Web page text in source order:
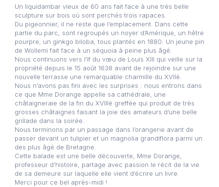
Un liquidambar vieux de 60 ans fait face à une très belle
sculpture sur bois où sont perchés trois rapaces.
Du pigeonnier, il ne reste que l’emplacement. Dans cette
partie du parc, sont regroupés un noyer d’Amérique, un hêtre
pourpre, un ginkgo biloba, tous plantés en 1880. Un jeune pin
de Wollemi fait face à un séquoia à peine plus âgé.
Nous continuons vers l’if du vœu de Louis XIII qui veille sur la
propriété depuis le 15 août 1638 avant de rejoindre sur une
nouvelle terrasse une remarquable charmille du XVIIè.
Nous n’avons pas fini avec les surprises : nous entrons dans
ce que Mme Dorange appelle sa cathédrale, une
châtaigneraie de la fin du XVIIIè greffée qui produit de très
grosses châtaignes faisant la joie des amateurs d’une belle
grillade dans la soirée.
Nous terminons par un passage dans l’orangerie avant de
passer devant un tulipier et un magnolia grandiflora parmi un
des plus âgé de Bretagne.
Cette balade est une belle découverte, Mme Dorange,
professeur d’histoire, partage avec passion le récit de la vie
de sa demeure sur laquelle elle vient d’écrire un livre.
Merci pour ce bel après-midi !